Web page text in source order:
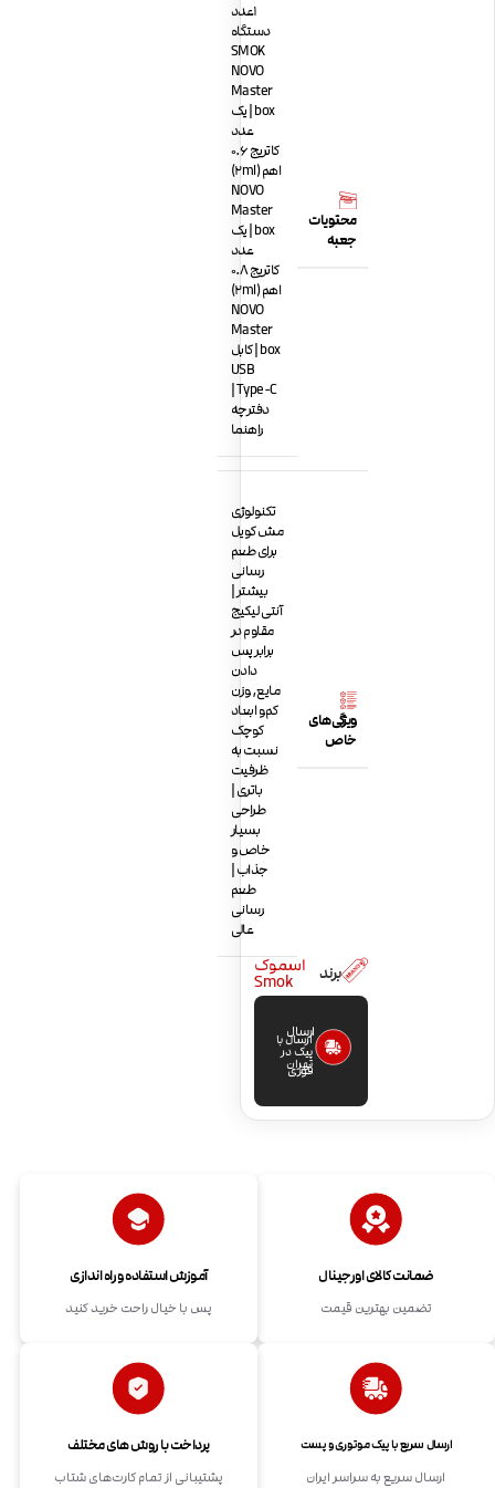
محتویات
جعبه
1عدد
دستگاه
SMOK
NOVO
Master
box | یک
عدد
کاتریج 0.6
اهم (2ml)
NOVO
Master
box | یک
عدد
کاتریج 0.8
اهم (2ml)
NOVO
Master
box | کابل
USB
Type-C |
دفترچه
راهنما
ویژگی‌های
خاص
تکنولوژی
مش کویل
برای طعم
رسانی
بیشتر |
آنتی لیکیج
مقاوم در
برابر پس
دادن
مایع,وزن
کم و ابعاد
کوچک
نسبت به
ظرفیت
باتری ‌|
طراحی
بسیار
خاص و
جذاب |
طعم
رسانی
عالی
برند اسموک
Smok
ارسال
فوری
ارسال با
پیک در
تهران
ضمانت کالای اورجینال
تضمین بهترین قیمت
آموزش استفاده و راه اندازی
پس با خیال راحت خرید کنید
ارسال سریع با پیک موتوری و پست
ارسال سریع به سراسر ایران
پرداخت با روش های مختلف
پشتیبانی از تمام کارت‌های شتاب